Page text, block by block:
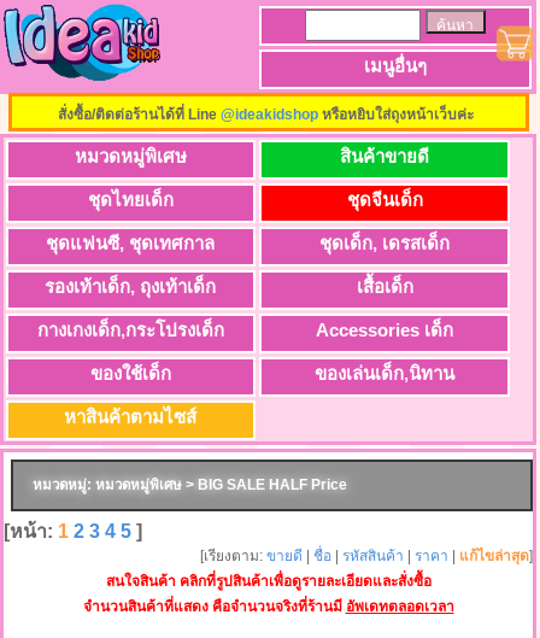
เมนูอื่นๆ
สั่งซื้อ/ติดต่อร้านได้ที่ Line @ideakidshopหรือหยิบใส่ถุงหน้าเว็บค่ะ
หมวดหมู่พิเศษ สินค้าขายดี
ชุดไทยเด็ก ชุดจีนเด็ก
ชุดแฟนซี, ชุดเทศกาล ชุดเด็ก, เดรสเด็ก
รองเท้าเด็ก, ถุงเท้าเด็ก เสื้อเด็ก
กางเกงเด็ก,กระโปรงเด็ก Accessories เด็ก
ของใช้เด็ก ของเล่นเด็ก,นิทาน
หาสินค้าตามไซส์
หมวดหมู่: หมวดหมู่พิเศษ > BIG SALE HALF Price
[หน้า: 1 2 3 4 5 ]
[เรียงตาม:ขายดี |ชื่อ รหัสสินค้า ราคา แก้ไขล่าสุด]
สนใจสินค้า คลิกที่รูปสินค้าเพื่อดูรายละเอียดและสั่งซื้อ
จำนวนสินค้าที่แสดง คือจำนวนจริงที่ร้านมี อัพเดทตลอดเวลา